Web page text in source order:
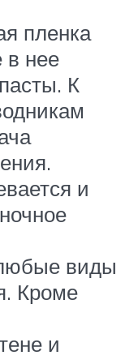
пленка
в нее
К
и
виды
Кроме
и